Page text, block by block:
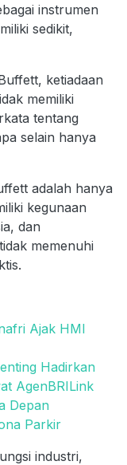
instrumen
sedikit,
ketiadaan
memiliki
tentang
selain hanya
adalah hanya
kegunaan
dan
memenuhi
Ajak HMI
Hadirkan
AgenBRILink
Depan
Parkir
industri,